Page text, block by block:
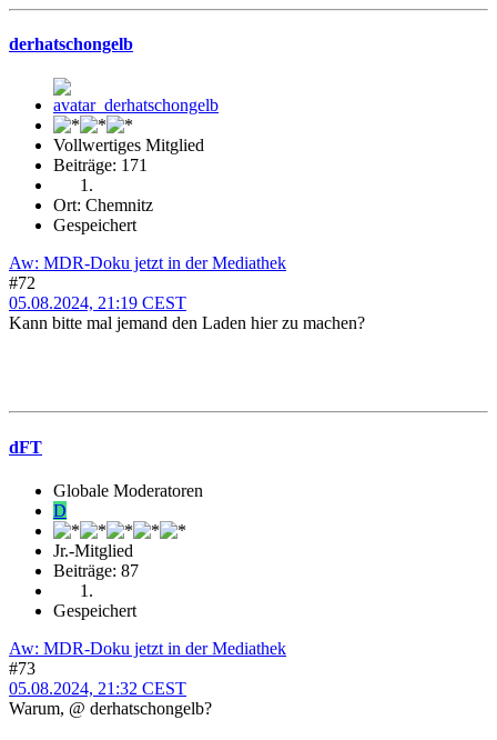
derhatschongelb
Vollwertiges Mitglied
Beiträge: 171
Ort: Chemnitz
Gespeichert
Aw: MDR-Doku jetzt in der Mediathek
#72
05.08.2024, 21:19 CEST
Kann bitte mal jemand den Laden hier zu machen?
dFT
Globale Moderatoren
D
Jr.-Mitglied
Beiträge: 87
Gespeichert
Aw: MDR-Doku jetzt in der Mediathek
#73
05.08.2024, 21:32 CEST
Warum, @ derhatschongelb?